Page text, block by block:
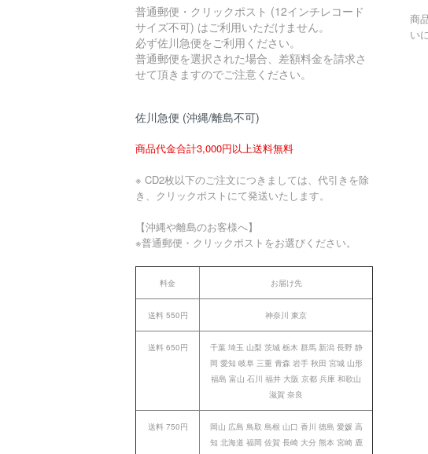
普通郵便・クリックポスト (12インチレコード
サイズ不可) はご利用いただけません。
必ず佐川急便をご利用ください。
普通郵便を選択された場合、差額料金を請求さ
せて頂きますのでご注意ください。
佐川急便 (沖縄/離島不可)
商品代金合計3,000円以上送料無料
※ CD2枚以下のご注文につきましては、代引きを除
き、クリックポストにて発送いたします。
【沖縄や離島のお客様へ】
※普通郵便・クリックポストをお選びください。
料金 お届け先
送料 550円 神奈川 東京
送料 650円
千葉 埼玉 山梨 茨城 栃木 群馬 新潟 長野 静
岡 愛知 岐阜 三重 青森 岩手 秋田 宮城 山形
福島 富山 石川 福井 大阪 京都 兵庫 和歌山
滋賀 奈良
送料 750円
岡山 広島 鳥取 島根 山口 香川 徳島 愛媛 高
知 北海道 福岡 佐賀 長崎 大分 熊本 宮崎 鹿
商
い